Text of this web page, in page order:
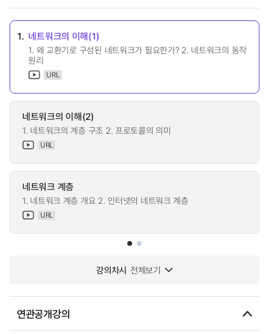
1. 네트워크의 이해(1)
1. 왜 교환기로 구성된 네트워크가 필요한가? 2. 네트워크의 동작
원리
URL
네트워크의 이해(2)
1. 네트워크의 계층 구조 2. 프로토콜의 의미
URL
네트워크 계층
1. 네트워크 계층 개요 2. 인터넷의 네트워크 계층
URL
강의차시 전체보기
연관공개강의